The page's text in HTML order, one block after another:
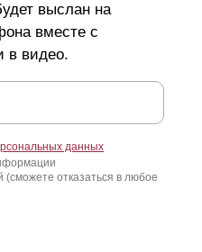
выслан на
вместе с
в видео.
данных
отказаться в любое